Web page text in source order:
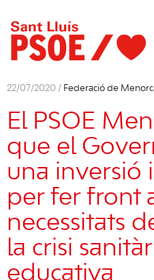
22/07/2020 / Federació de
El PSOE
que el
una inversió
per fer front
necessitats
la crisi
educativa